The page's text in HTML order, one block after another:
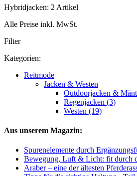
Hybridjacken: 2 Artikel
Alle Preise inkl. MwSt.
Filter
Kategorien:
Reitmode
Jacken & Westen
Outdoorjacken &
Regenjacken (3)
Westen (19)
Aus unserem Magazin:
Spurenelemente durch
Bewegung, Luft & Licht: fit durch
Araber – eine der ältesten